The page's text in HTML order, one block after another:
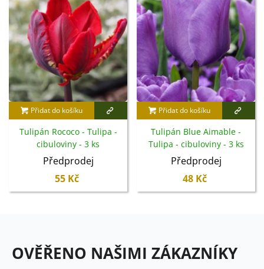
Přidat do košíku
Tulipán Rococo - Tulipa -
cibuloviny - 3 ks
Předprodej
55 Kč
Přidat do košíku
Tulipán Blue Aimable -
Tulipa - cibuloviny - 3 ks
Předprodej
48 Kč
OVĚŘENO NAŠIMI ZÁKAZNÍKY